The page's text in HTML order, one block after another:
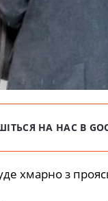
НА НАС В
хмарно з